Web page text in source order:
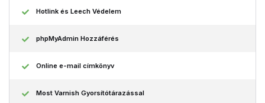
Hotlink és Leech Védelem
phpMyAdmin Hozzáférés
Online e-mail címkönyv
Most Varnish Gyorsítótárazással